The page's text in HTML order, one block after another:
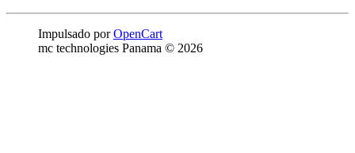
Impulsado porOpenCart
mc technologies Panama © 2026